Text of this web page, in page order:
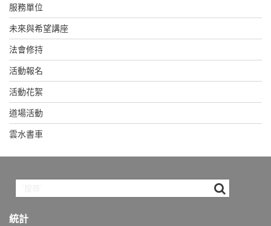
服務單位
未來與希望講座
法會修持
活動報名
活動花絮
道場活動
雲水書車
統計